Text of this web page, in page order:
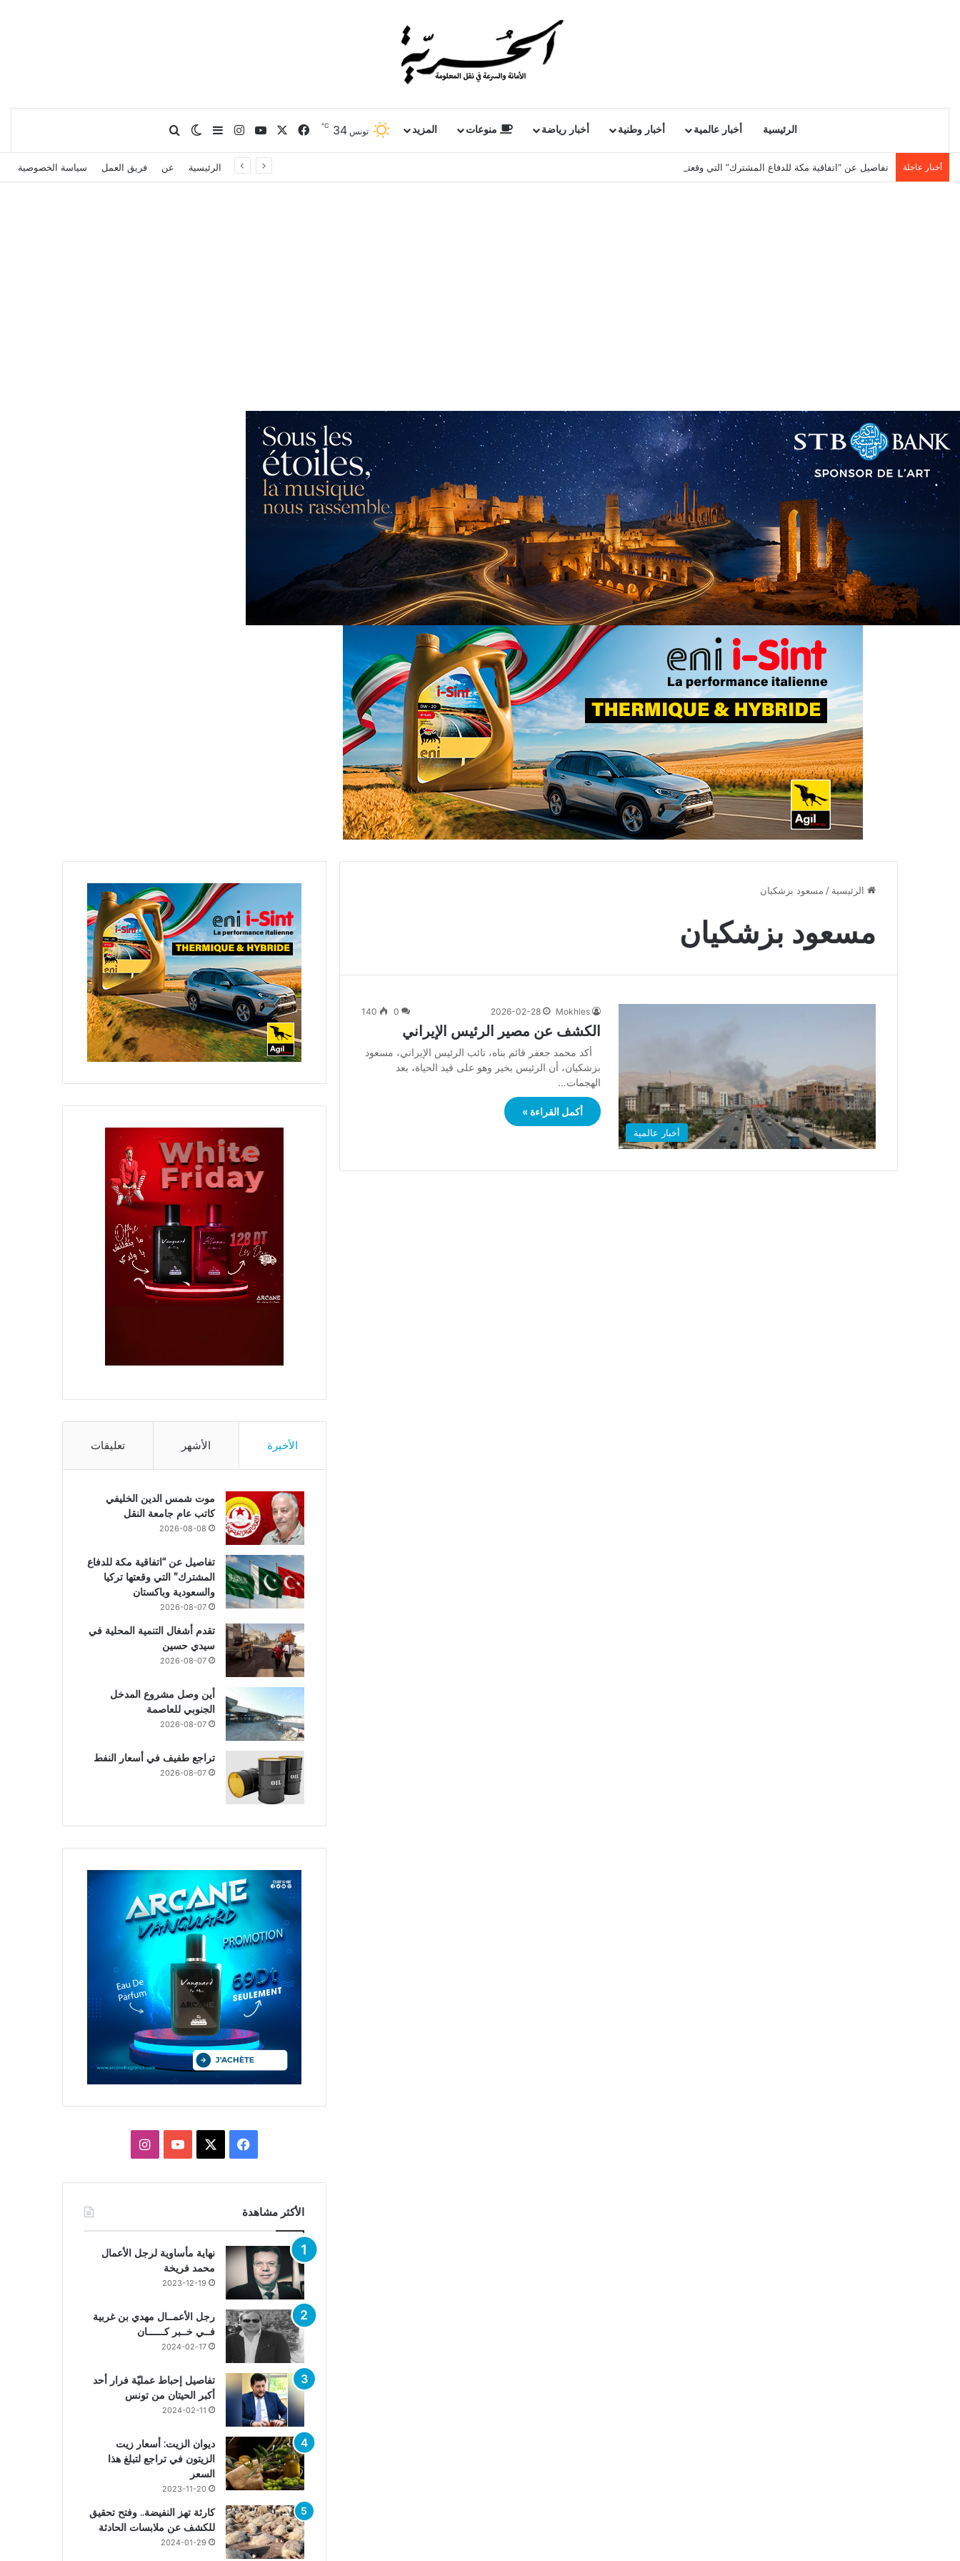
الرئيسية أخبار عالمية أخبار وطنية أخبار رياضة منوعات المزيد تونس 34
℃ فيسبوك يوتيوبانستقرامإضافة عمود جانبي
الوضع المظلم
بحث عن
أخبار عاجلة تفاصيل عن “اتفاقية مكة للدفاع المشترك” التي وقعتها تركيا والسعودية وباكستان الرئيسية عن فريق العمل سياسة الخصوصية
الرئيسية / مسعود بزشكيان
مسعود بزشكيان
أخبار عالمية
Mokhles
2026-02-28
0
140
الكشف عن مصير الرئيس الإيراني
أكد محمد جعفر قائم بناه، نائب الرئيس الإيراني، مسعود
بزشكيان، أن الرئيس بخير وهو على قيد الحياة، بعد
الهجمات…
أكمل القراءة »
الأخيرة الأشهر تعليقات
موت شمس الدين الخليفي
كاتب عام جامعة النقل
2026-08-08
تفاصيل عن “اتفاقية مكة للدفاع
المشترك” التي وقعتها تركيا
والسعودية وباكستان
2026-08-07
تقدم أشغال التنمية المحلية في
سيدي حسين
2026-08-07
أين وصل مشروع المدخل
الجنوبي للعاصمة
2026-08-07
تراجع طفيف في أسعار النفط
2026-08-07
فيسبوك يوتيوبانستقرام
الأكثر مشاهدة
نهاية مأساوية لرجل الأعمال
محمد فريخة
2023-12-19
رجل الأعمــال مهدي بن غربية
فــي خــبر كــــــان
2024-02-17
تفاصيل إحباط عمليّة فرار أحد
أكبر الحيتان من تونس
2024-02-11
ديوان الزيت: أسعار زيت
الزيتون في تراجع لتبلغ هذا
السعر
2023-11-20
كارثة تهز النفيضة.. وفتح تحقيق
للكشف عن ملابسات الحادثة
2024-01-29